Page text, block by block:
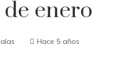
enero
Hace 5 años